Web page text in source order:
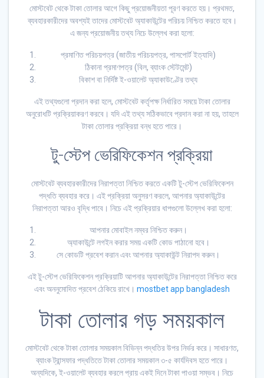
মোস্টবেট থেকে টাকা তোলার আগে কিছু প্রয়োজনীয়তা পূরণ করতে হয়। প্রথমত,
ব্যবহারকারীদের অবশ্যই তাদের মোস্টবেট অ্যাকাউন্টের পরিচয় নিশ্চিত করতে হবে।
এ জন্য প্রয়োজনীয় তথ্য নিচে উল্লেখ করা হলো:
প্রমাণিত পরিচয়পত্র (জাতীয় পরিচয়পত্র, পাসপোর্ট ইত্যাদি)
ঠিকানা প্রমাণপত্র (বিল, ব্যাংক স্টেটমেন্ট)
বিকাশ বা নির্দিষ্ট ই-ওয়ালেট অ্যাকাউণ্টের তথ্য
এই তথ্যগুলো প্রদান করা হলে, মোস্টবেট কর্তৃপক্ষ নির্ধারিত সময়ে টাকা তোলার
অনুরোধটি প্রক্রিয়াকরণ করবে। যদি এই তথ্য সঠিকভাবে প্রদান করা না হয়, তাহলে
টাকা তোলার প্রক্রিয়া বন্ধ হতে পারে।
টু-স্টেপ ভেরিফিকেশন প্রক্রিয়া
মোস্টবেট ব্যবহারকারীদের নিরাপত্তা নিশ্চিত করতে একটি টু-স্টেপ ভেরিফিকেশন
পদ্ধতি ব্যবহার করে। এই প্রক্রিয়া অনুসরণ করলে, আপনার অ্যাকাউন্টের
নিরাপত্তা আরও বৃদ্ধি পাবে। নিচে এই প্রক্রিয়ার ধাপগুলো উল্লেখ করা হলো:
আপনার মোবাইল নম্বর নিশ্চিত করুন।
অ্যাকাউন্টে লগইন করার সময় একটি কোড পাঠানো হবে।
সে কোডটি প্রবেশ করান এবং আপনার অ্যাকাউন্ট নিরাপদ করুন।
এই টু-স্টেপ ভেরিফিকেশন প্রক্রিয়াটি আপনার অ্যাকাউন্টের নিরাপত্তা নিশ্চিত করে
এবং অননুমোদিত প্রবেশ ঠেকিয়ে রাখে। mostbet app bangladesh
টাকা তোলার গড় সময়কাল
মোস্টবেট থেকে টাকা তোলার সময়কাল বিভিন্ন পদ্ধতির উপর নির্ভর করে। সাধারণত,
ব্যাংক ট্রান্সফার পদ্ধতিতে টাকা তোলার সময়কাল ৩-৫ কার্যদিবস হতে পারে।
অন্যদিকে, ই-ওয়ালেট ব্যবহার করলে প্রায় একই দিনে টাকা পাওয়া সম্ভব। নিচে